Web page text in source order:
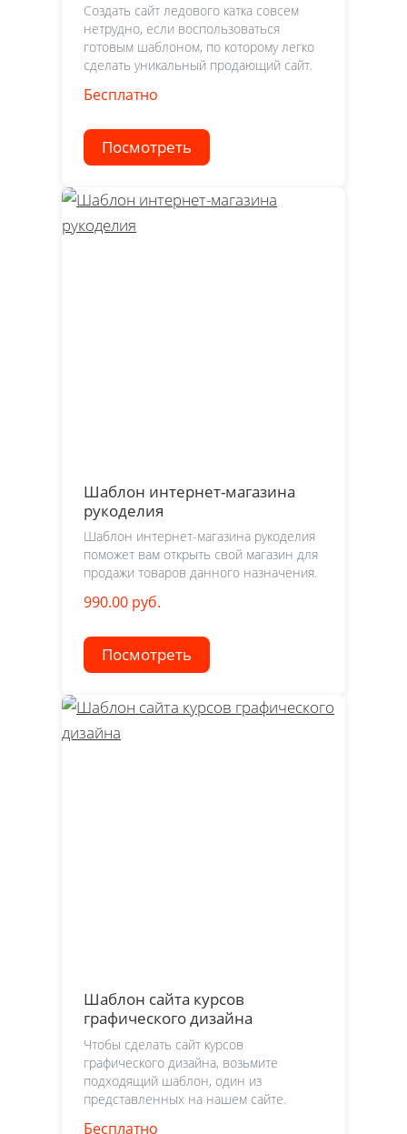
Создать сайт ледового катка совсем
нетрудно, если воспользоваться
готовым шаблоном, по которому легко
сделать уникальный продающий сайт.
Бесплатно
Посмотреть
Шаблон интернет-магазина
рукоделия
Шаблон интернет-магазина рукоделия
поможет вам открыть свой магазин для
продажи товаров данного назначения.
990.00 руб.
Посмотреть
Шаблон сайта курсов
графического дизайна
Чтобы сделать сайт курсов
графического дизайна, возьмите
подходящий шаблон, один из
представленных на нашем сайте.
Бесплатно